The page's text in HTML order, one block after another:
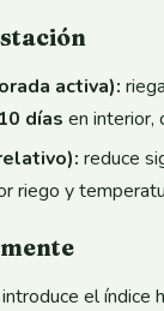
activa):
días en interior,
reduce
riego y
el índice